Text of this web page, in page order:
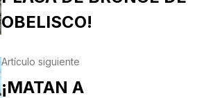
OBELISCO!
Artículo siguiente
¡MATAN A